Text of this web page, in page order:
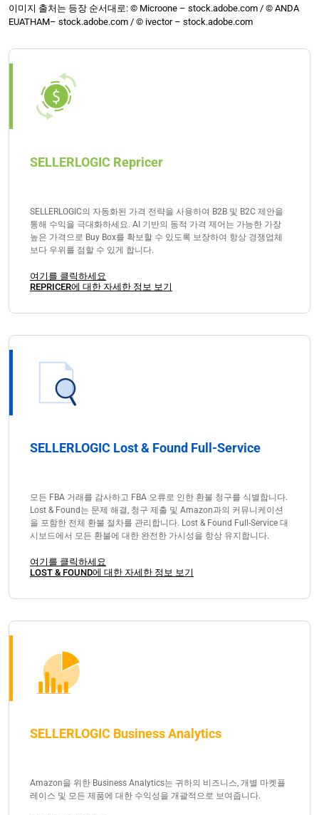
이미지 출처는 등장 순서대로: © Microone – stock.adobe.com / © ANDA
EUATHAM– stock.adobe.com / © ivector – stock.adobe.com
SELLERLOGIC Repricer
SELLERLOGIC의 자동화된 가격 전략을 사용하여 B2B 및 B2C 제안을
통해 수익을 극대화하세요. AI 기반의 동적 가격 제어는 가능한 가장
높은 가격으로 Buy Box를 확보할 수 있도록 보장하여 항상 경쟁업체
보다 우위를 점할 수 있게 합니다.
여기를 클릭하세요
REPRICER에 대한 자세한 정보 보기
SELLERLOGIC Lost & Found Full-Service
모든 FBA 거래를 감사하고 FBA 오류로 인한 환불 청구를 식별합니다.
Lost & Found는 문제 해결, 청구 제출 및 Amazon과의 커뮤니케이션
을 포함한 전체 환불 절차를 관리합니다. Lost & Found Full-Service 대
시보드에서 모든 환불에 대한 완전한 가시성을 항상 유지합니다.
여기를 클릭하세요
LOST & FOUND에 대한 자세한 정보 보기
SELLERLOGIC Business Analytics
Amazon을 위한 Business Analytics는 귀하의 비즈니스, 개별 마켓플
레이스 및 모든 제품에 대한 수익성을 개괄적으로 보여줍니다.